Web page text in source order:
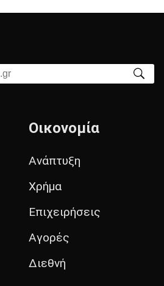
Οικονομία
Ανάπτυξη
Χρήμα
Επιχειρήσεις
Αγορές
Διεθνή